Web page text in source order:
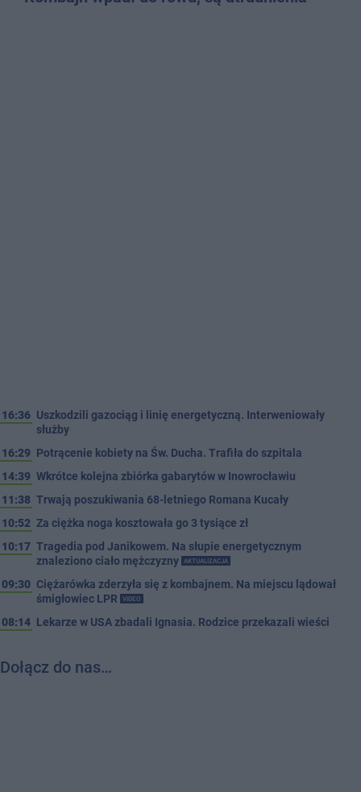
16:36 Uszkodzili gazociąg i linię energetyczną. Interweniowały
służby
16:29 Potrącenie kobiety na Św. Ducha. Trafiła do szpitala
14:39 Wkrótce kolejna zbiórka gabarytów w Inowrocławiu
11:38 Trwają poszukiwania 68-letniego Romana Kucały
10:52 Za ciężka noga kosztowała go 3 tysiące zł
10:17 Tragedia pod Janikowem. Na słupie energetycznym
znaleziono ciało mężczyzny
AKTUALIZACJA
09:30 Ciężarówka zderzyła się z kombajnem. Na miejscu lądował
śmigłowiec LPR
VIDEO
08:14 Lekarze w USA zbadali Ignasia. Rodzice przekazali wieści
Dołącz do nas…